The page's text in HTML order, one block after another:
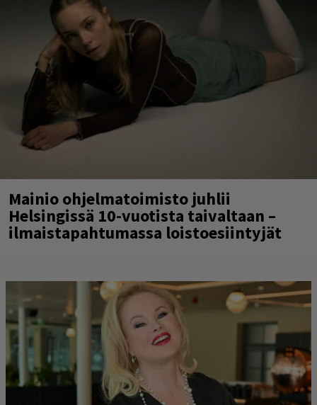
Mainio ohjelmatoimisto juhlii
Helsingissä 10-vuotista taivaltaan –
ilmaistapahtumassa loistoesiintyjät